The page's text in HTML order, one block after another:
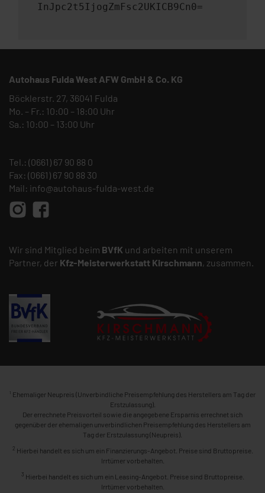
InJpc2t5IjogZmFsc2UKICB9Cn0=
Autohaus Fulda West AFW GmbH & Co. KG
Böcklerstr. 27, 36041 Fulda
Mo. – Fr.: 10:00 – 18:00 Uhr
Sa.: 10:00 – 13:00 Uhr
Tel.: (0661) 67 90 88 0
Fax: (0661) 67 90 88 30
Mail: info@autohaus-fulda-west.de
Wir sind Mitglied beim BVfK und arbeiten mit unserem
Partner, der Kfz-Meisterwerkstatt Kirschmann, zusammen.
1 Ehemaliger Neupreis (Unverbindliche Preisempfehlung des Herstellers am Tag der
Erstzulassung).
Der errechnete Preisvorteil sowie die angegebene Ersparnis errechnet sich
gegenüber der ehemaligen unverbindlichen Preisempfehlung des Herstellers am
Tag der Erstzulassung (Neupreis).
2 Hierbei handelt es sich um ein Finanzierungs-Angebot. Preise sind Bruttopreise.
Irrtümer vorbehalten.
3 Hierbei handelt es sich um ein Leasing-Angebot. Preise sind Bruttopreise.
Irrtümer vorbehalten.